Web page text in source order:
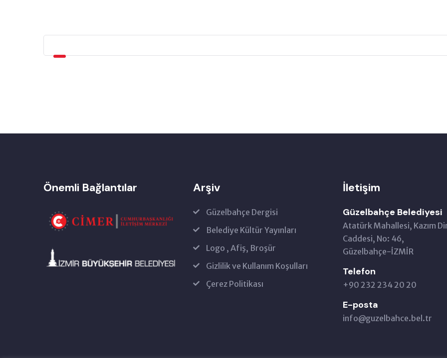
Önemli Bağlantılar Arşiv
Güzelbahçe Dergisi
Belediye Kültür Yayınları
Logo , Afiş, Broşür
Gizlilik ve Kullanım Koşulları
Çerez Politikası
İletişim
Güzelbahçe Belediyesi
Atatürk Mahallesi, Kazım
Caddesi, No: 46,
Güzelbahçe-İZMİR
Telefon
+90 232 234 20 20
E-posta
info@guzelbahce.bel.tr